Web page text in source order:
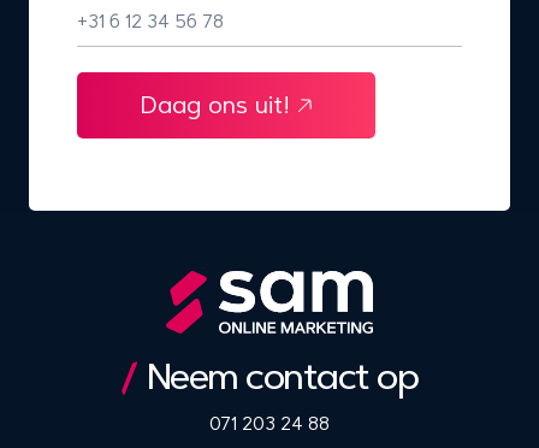
Daag ons uit!
Neem contact op
071 203 24 88